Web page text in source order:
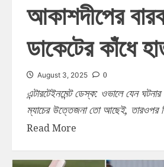
আকাশদীপের
ডাকেটের কাঁধে
August 3, 2025 0
এন্টারটেইনমেন্ট ডেস্ক: ওভালে যেন
ম্যাচের উত্তেজনা তো আছেই, তারওপর
Read More